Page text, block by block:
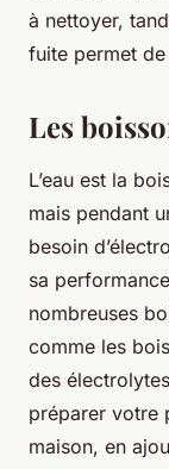
à nettoyer,
fuite permet de
Les
L’eau est la
mais pendant
besoin
sa
nombreuses
comme les
des
préparer votre
maison, en